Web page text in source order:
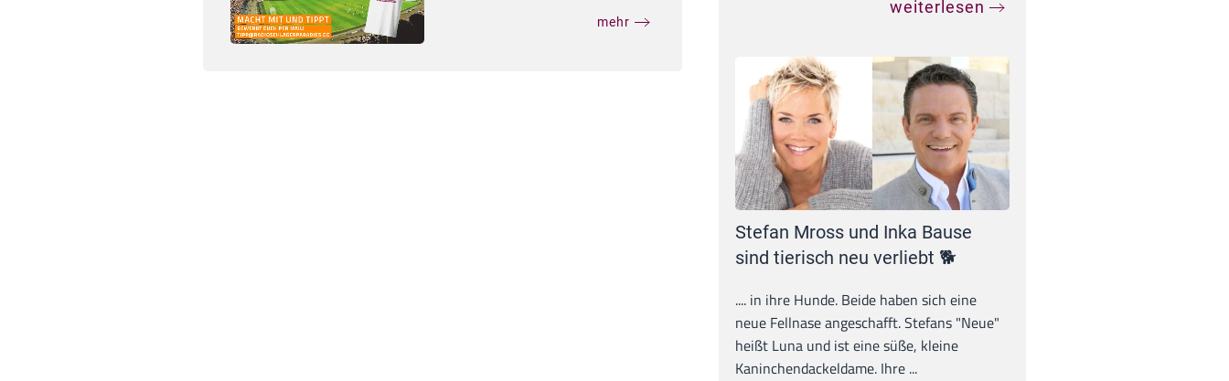
mehr
weiterlesen
Stefan Mross und Inka Bause
sind tierisch neu verliebt 🐕
.... in ihre Hunde. Beide haben sich eine
neue Fellnase angeschafft. Stefans "Neue"
heißt Luna und ist eine süße, kleine
Kaninchendackeldame. Ihre ...